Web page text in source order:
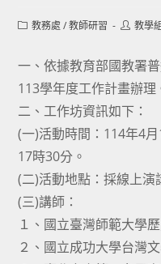
Post教務處 / 教師研習
Post教學
一、依據教育部國教署
113學年度工作計畫辦理
二、工作坊資訊如下：
(一)活動時間：114年4
17時30分。
(二)活動地點：採線上演
(三)講師：
１、國立臺灣師範大學
２、國立成功大學台灣